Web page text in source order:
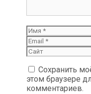
Имя
Сохранить
этом браузере
комментариев.